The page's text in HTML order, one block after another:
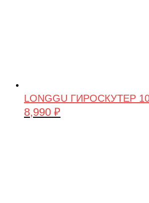
LONGGU ГИРОСКУТЕР
Первоначальная
8,990 ₽